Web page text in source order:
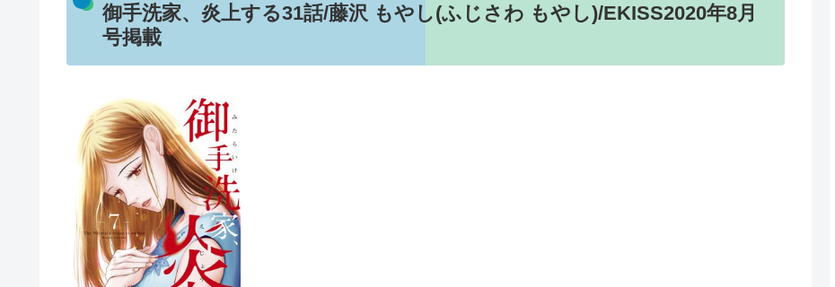
御手洗家、炎上する31話/藤沢 もやし(ふじさわ もやし)/EKISS2020年8月
号掲載